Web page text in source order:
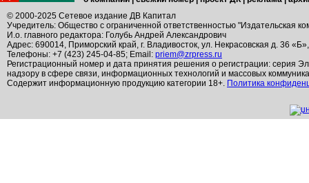
© 2000-2025 Сетевое издание ДВ Капитал
Учредитель: Общество с ограниченной ответственностью "Издательская
И.о. главного редактора: Голубь Андрей Александрович
Адрес: 690014, Приморский край, г. Владивосток, ул. Некрасовская д. 36
Телефоны: +7 (423) 245-04-85; Email: priem@zrpress.ru
Регистрационный номер и дата принятия решения о регистрации: серия
надзору в сфере связи, информационных технологий и массовых
Содержит информационную продукцию категории 18+. Политика